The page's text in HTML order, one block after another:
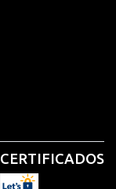
CERTIFICADOS